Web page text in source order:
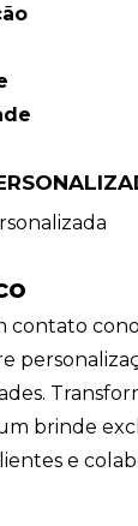
contato
brinde
e